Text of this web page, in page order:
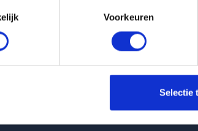
Voorkeuren
Selectie